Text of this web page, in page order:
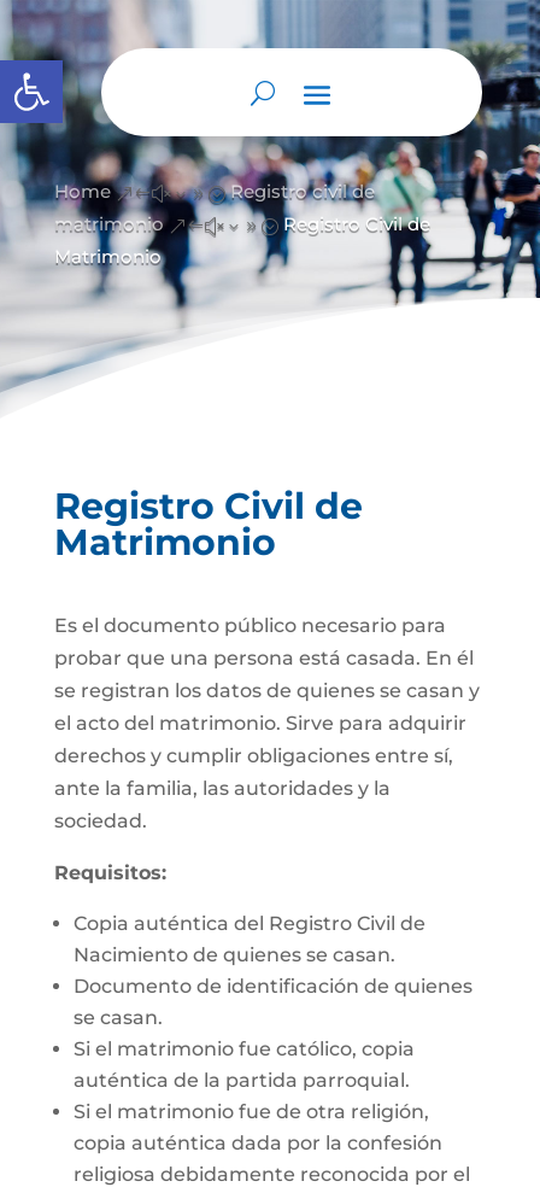
Abrir barra de herramientas
Home &#x39; Registro civil de
matrimonio &#x39; Registro Civil de
Matrimonio
Registro Civil de
Matrimonio
Es el documento público necesario para
probar que una persona está casada. En él
se registran los datos de quienes se casan y
el acto del matrimonio. Sirve para adquirir
derechos y cumplir obligaciones entre sí,
ante la familia, las autoridades y la
sociedad.
Requisitos:
Copia auténtica del Registro Civil de
Nacimiento de quienes se casan.
Documento de identificación de quienes
se casan.
Si el matrimonio fue católico, copia
auténtica de la partida parroquial.
Si el matrimonio fue de otra religión,
copia auténtica dada por la confesión
religiosa debidamente reconocida por el